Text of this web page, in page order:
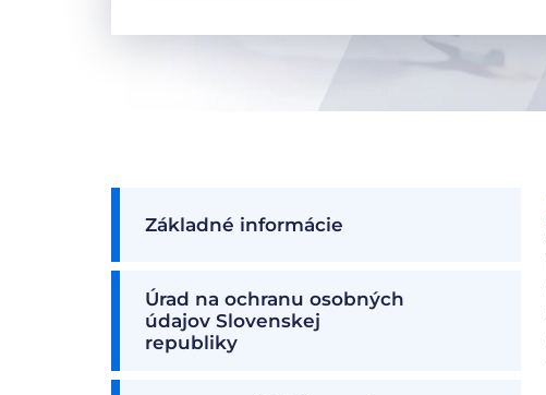
Základné informácie
Úrad na ochranu osobných
údajov Slovenskej
republiky